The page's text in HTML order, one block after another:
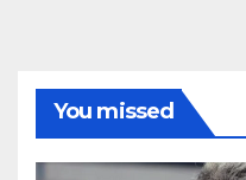
You missed